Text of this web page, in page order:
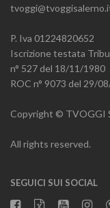
P. Iva 01224820652
Iscrizione testata
n° 527 del 18/11/1980
ROC n° 9073 del 29/
Copyright © TVOGGI
All rights reserved.
SEGUICI SUI SOCIAL